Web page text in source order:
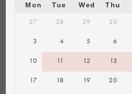
Mon Tue Wed Thu
27 28 29 30
3 4 5 6
10 11 12 13
17 18 19 20